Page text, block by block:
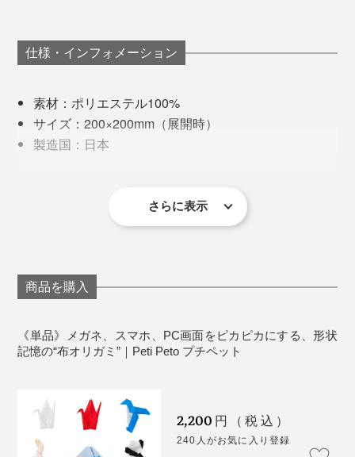
これに注目したデザイン雑貨ブランド『100percent』
成させました。
さばらない手軽さで一躍人気モノに。そして今、ポンポ
ンポンで鶴になる動画が目を引いてバズり中。
仕様・インフォメーション
素材：ポリエステル100%
サイズ：200×200mm（展開時）
製造国：日本
さらに表示
商品を購入
《単品》メガネ、スマホ、PC画面をピカピカにする、形状
記憶の“布オリガミ”｜Peti Peto プチペット
2,200 円（税込）
240人がお気に入り登録